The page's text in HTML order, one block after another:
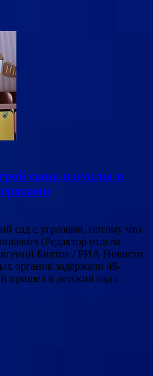
сына в куклы и
сад с угрозами, потому что
(Редактор отдела
Биятов / РИА Новости
органов задержали 48-
пришел в детский сад с